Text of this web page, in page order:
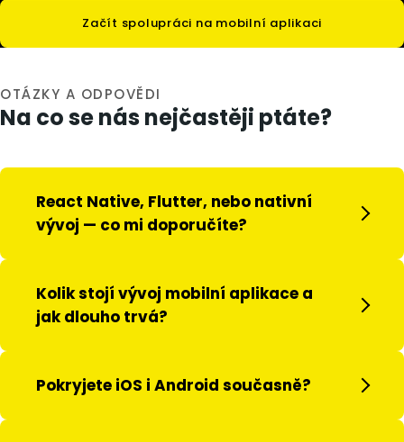
Začít spolupráci na mobilní aplikaci
OTÁZKY A ODPOVĚDI
Na co se nás nejčastěji ptáte?
React Native, Flutter, nebo nativní
vývoj — co mi doporučíte?
Kolik stojí vývoj mobilní aplikace a
jak dlouho trvá?
Pokryjete iOS i Android současně?